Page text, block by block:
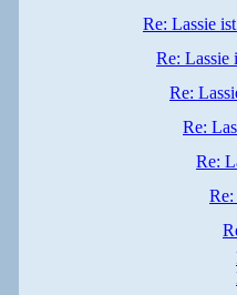
Re: Lassie
Re: Lassie
Re:
Re:
Re: